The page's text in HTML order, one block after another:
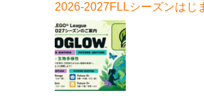
2026-2027FLLシーズンはじ